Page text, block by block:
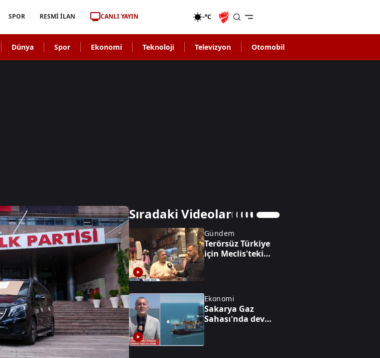
SPOR RESMİ İLAN CANLI YAYIN -°C
Dünya Spor Ekonomi Teknoloji Televizyon Otomobil
Sıradaki Videolar
Gündem
Terörsüz Türkiye
için Meclis'teki
Ekonomi
Sakarya Gaz
Sahası'nda dev